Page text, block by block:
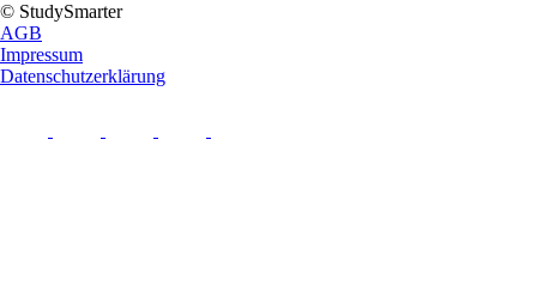
© StudySmarter
AGB
Impressum
Datenschutzerklärung